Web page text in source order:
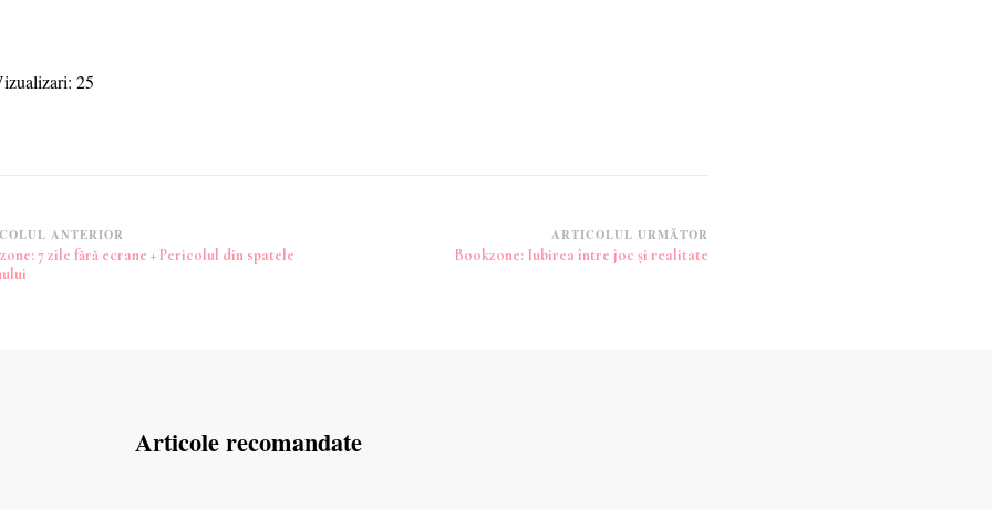
25
ANTERIOR
7 zile fără ecrane + Pericolul din spatele
ARTICOLUL URMĂTOR
Bookzone: Iubirea între joc și realitate
Articole recomandate